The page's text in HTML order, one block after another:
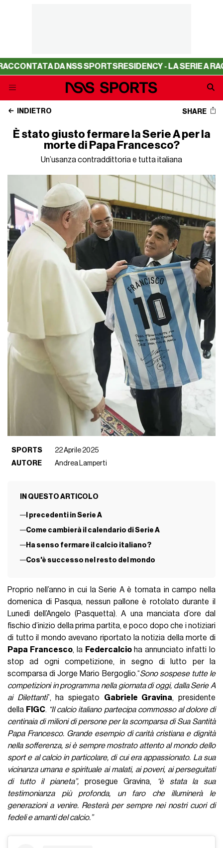
DA NSS SPORTSRESIDENCY - LA SERIE A
INDIETRO SHARE
È stato giusto fermare la Serie A per la
morte di Papa Francesco?
Un’usanza contraddittoria e tutta italiana
SPORTS
22 Aprile 2025
AUTORE
Andrea Lamperti
IN QUESTO ARTICOLO
I precedenti in Serie A
Come cambierà il calendario di Serie A
Ha senso fermare il calcio italiano?
Cos'è successo nel resto del mondo
Proprio nell’anno in cui la Serie A è tornata in campo nella
domenica di Pasqua, nessun pallone è rotolato durante il
Lunedì dell’Angelo (Pasquetta). A una manciata d’ore dal
fischio d’inizio della prima partita, e poco dopo che i notiziari
di tutto il mondo avevano riportato la notizia della morte di
Papa Francesco, la Federcalcioha annunciato infatti lo
stop ad ogni competizione, in segno di lutto per la
scomparsa di Jorge Mario Bergoglio.“Sono sospese tutte le
competizioni in programma nella giornata di oggi, dalla Serie A
ai Dilettanti”, ha spiegato Gabriele Gravina, presidente
della FIGC. “Il calcio italiano partecipa commosso al dolore di
centinaia di milioni di persone per la scomparsa di Sua Santità
Papa Francesco. Grande esempio di carità cristiana e dignità
nella sofferenza, si è sempre mostrato attento al mondo dello
sport e al calcio in particolare, di cui era appassionato. La sua
vicinanza umana e spirituale ai malati, ai poveri, ai perseguitati
di tutto il pianeta”, prosegue Gravina,
“è stata la sua
testimonianza più profonda, un faro che illuminerà le
generazioni a venire. Resterà per sempre nei nostri cuori di
fedeli e amanti del calcio.”